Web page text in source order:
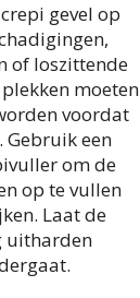
gevel op
of loszittende
moeten
voordat
Gebruik een
om de
op te vullen
Laat de
uitharden